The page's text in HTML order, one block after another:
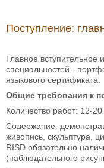
Поступление:
Главное вступительное
специальностей -
языкового сертификата.
Общие требования к
Количество работ: 12-
Содержание:
живопись, скульптура,
RISD обязательно
(наблюдательного